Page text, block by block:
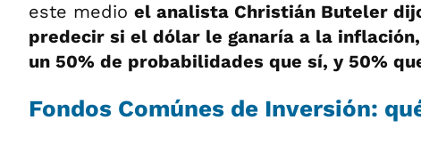
este medio el analista Christián Buteler
predecir si el dólar le ganaría a la inflación,
un 50% de probabilidades que sí, y 50%
Fondos Comúnes de Inversión: